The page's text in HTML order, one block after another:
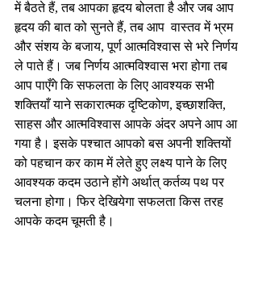
में बैठते हैं, तब आपका हृदय बोलता है और जब आप
हृदय की बात को सुनते हैं, तब आप  वास्तव में भ्रम
और संशय के बजाय, पूर्ण आत्मविश्वास से भरे निर्णय
ले पाते हैं। जब निर्णय आत्मविश्वास भरा होगा तब
आप पाएँगे कि सफलता के लिए आवश्यक सभी
शक्तियाँ याने सकारात्मक दृष्टिकोण, इच्छाशक्ति,
साहस और आत्मविश्वास आपके अंदर अपने आप आ
गया है। इसके पश्चात आपको बस अपनी शक्तियों
को पहचान कर काम में लेते हुए लक्ष्य पाने के लिए
आवश्यक कदम उठाने होंगे अर्थात् कर्तव्य पथ पर
चलना होगा। फिर देखियेगा सफलता किस तरह
आपके कदम चूमती है।